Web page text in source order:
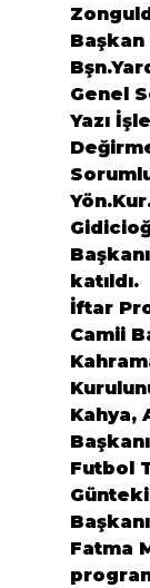
Başkan
Genel
Yazı
katıldı.
İftar
Camii
Kahya,
Futbol
Fatma